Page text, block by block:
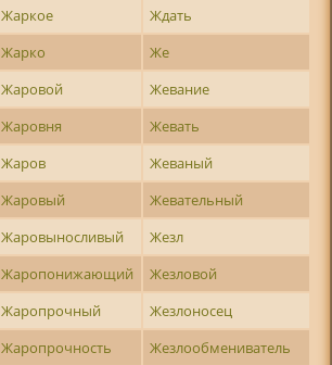
Жаркое
Ждать
Жарко
Же
Жаровой
Жевание
Жаровня
Жевать
Жаров
Жеваный
Жаровый
Жевательный
Жаровыносливый
Жезл
Жаропонижающий
Жезловой
Жаропрочный
Жезлоносец
Жаропрочность
Жезлообмениватель